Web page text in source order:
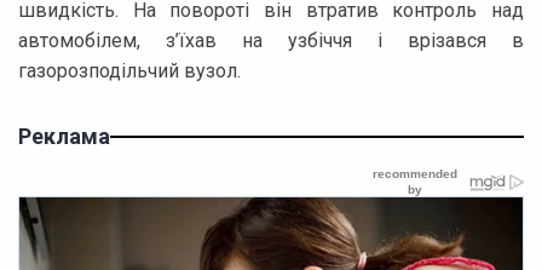
швидкість. На повороті він втратив контроль над
автомобілем, з’їхав на узбіччя і врізався в
газорозподільчий вузол.
Реклама